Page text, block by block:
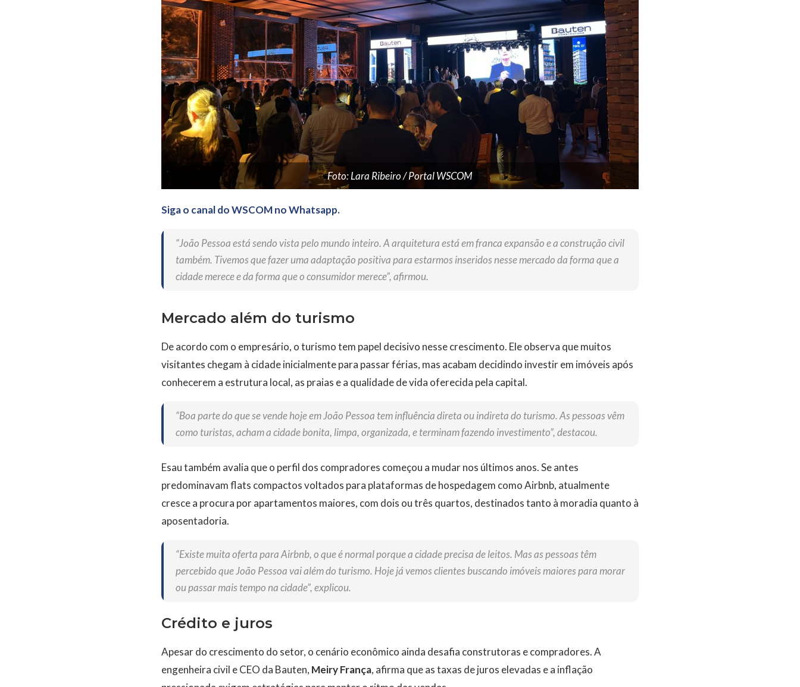
Foto: Lara Ribeiro / Portal WSCOM
Siga o canal do WSCOM no Whatsapp.
“João Pessoa está sendo vista pelo mundo inteiro. A arquitetura está em franca expansão e a construção civil
também. Tivemos que fazer uma adaptação positiva para estarmos inseridos nesse mercado da forma que a
cidade merece e da forma que o consumidor merece”, afirmou.
Mercado além do turismo
De acordo com o empresário, o turismo tem papel decisivo nesse crescimento. Ele observa que muitos
visitantes chegam à cidade inicialmente para passar férias, mas acabam decidindo investir em imóveis após
conhecerem a estrutura local, as praias e a qualidade de vida oferecida pela capital.
“Boa parte do que se vende hoje em João Pessoa tem influência direta ou indireta do turismo. As pessoas vêm
como turistas, acham a cidade bonita, limpa, organizada, e terminam fazendo investimento”, destacou.
Esau também avalia que o perfil dos compradores começou a mudar nos últimos anos. Se antes
predominavam flats compactos voltados para plataformas de hospedagem como Airbnb, atualmente
cresce a procura por apartamentos maiores, com dois ou três quartos, destinados tanto à moradia quanto à
aposentadoria.
“Existe muita oferta para Airbnb, o que é normal porque a cidade precisa de leitos. Mas as pessoas têm
percebido que João Pessoa vai além do turismo. Hoje já vemos clientes buscando imóveis maiores para morar
ou passar mais tempo na cidade”, explicou.
Crédito e juros
Apesar do crescimento do setor, o cenário econômico ainda desafia construtoras e compradores. A
engenheira civil e CEO da Bauten, Meiry França, afirma que as taxas de juros elevadas e a inflação